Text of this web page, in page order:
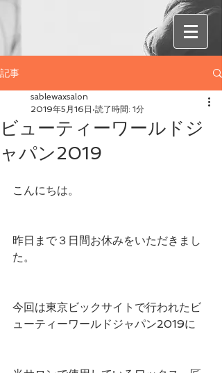
記事
ビューティーワールドジ
ャパン2019
sablewaxsalon
2019年5月16日 読了時間: 1分
こんにちは。
昨日まで３日間お休みをいただきまし
た。
今回は東京ビックサイトで行われたビ
ューティーワールドジャパン2019に